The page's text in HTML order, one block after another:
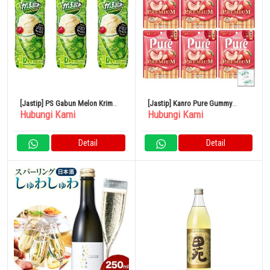
[Jastip] PS Gabun Melon Krim
Soda 500ml 24 Buah
Hubungi Kami
Detail
[Jastip] Kanro Pure Gummy
Premium Yamanashi White Peach
Hubungi Kami
Detail